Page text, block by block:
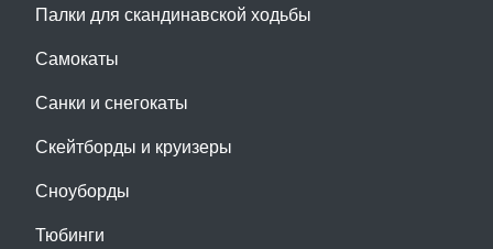
Палки для скандинавской ходьбы
Самокаты
Санки и снегокаты
Скейтборды и круизеры
Сноуборды
Тюбинги